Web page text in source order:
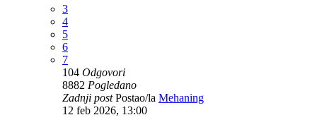
3
4
5
6
7
104 Odgovori
8882 Pogledano
Zadnji postPostao/la Mehaning
12 feb 2026, 13:00